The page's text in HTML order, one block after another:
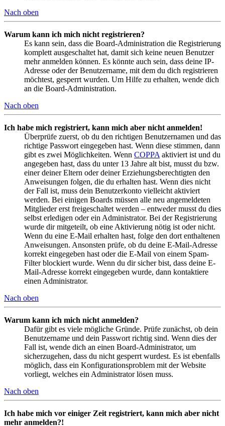
Nach oben
Warum kann ich mich nicht registrieren?
Es kann sein, dass die Board-Administration die Registrierung
komplett ausgeschaltet hat, damit sich keine neuen Benutzer
mehr anmelden können. Es könnte auch sein, dass deine IP-
Adresse oder der Benutzername, mit dem du dich registrieren
möchtest, gesperrt wurden. Um Hilfe zu erhalten, wende dich
an die Board-Administration.
Nach oben
Ich habe mich registriert, kann mich aber nicht anmelden!
Überprüfe zuerst, ob du den richtigen Benutzernamen und das
richtige Passwort eingegeben hast. Wenn diese stimmen, dann
gibt es zwei Möglichkeiten. Wenn COPPA aktiviert ist und du
angegeben hast, dass du unter 13 Jahre alt bist, musst du bzw.
einer deiner Eltern oder deiner Erziehungsberechtigten den
Anweisungen folgen, die du erhalten hast. Wenn dies nicht
der Fall ist, muss dein Benutzerkonto vielleicht aktiviert
werden. Bei einigen Boards müssen alle neu angemeldeten
Mitglieder erst freigeschaltet werden – entweder musst du dies
selbst erledigen oder ein Administrator. Bei der Registrierung
wurde dir mitgeteilt, ob eine Aktivierung nötig ist oder nicht.
Wenn du eine E-Mail erhalten hast, folge den dort enthaltenen
Anweisungen. Ansonsten prüfe, ob du deine E-Mail-Adresse
korrekt eingegeben hast oder die E-Mail von einem Spam-
Filter blockiert wurde. Wenn du dir sicher bist, dass deine E-
Mail-Adresse korrekt eingegeben wurde, dann kontaktiere
einen Administrator.
Nach oben
Warum kann ich mich nicht anmelden?
Dafür gibt es viele mögliche Gründe. Prüfe zunächst, ob dein
Benutzername und dein Passwort richtig sind. Wenn dies der
Fall ist, wende dich an einen Board-Administrator, um
sicherzugehen, dass du nicht gesperrt wurdest. Es ist ebenfalls
möglich, dass ein Konfigurationsproblem mit der Website
vorliegt, welches ein Administrator lösen muss.
Nach oben
Ich habe mich vor einiger Zeit registriert, kann mich aber nicht
mehr anmelden?!